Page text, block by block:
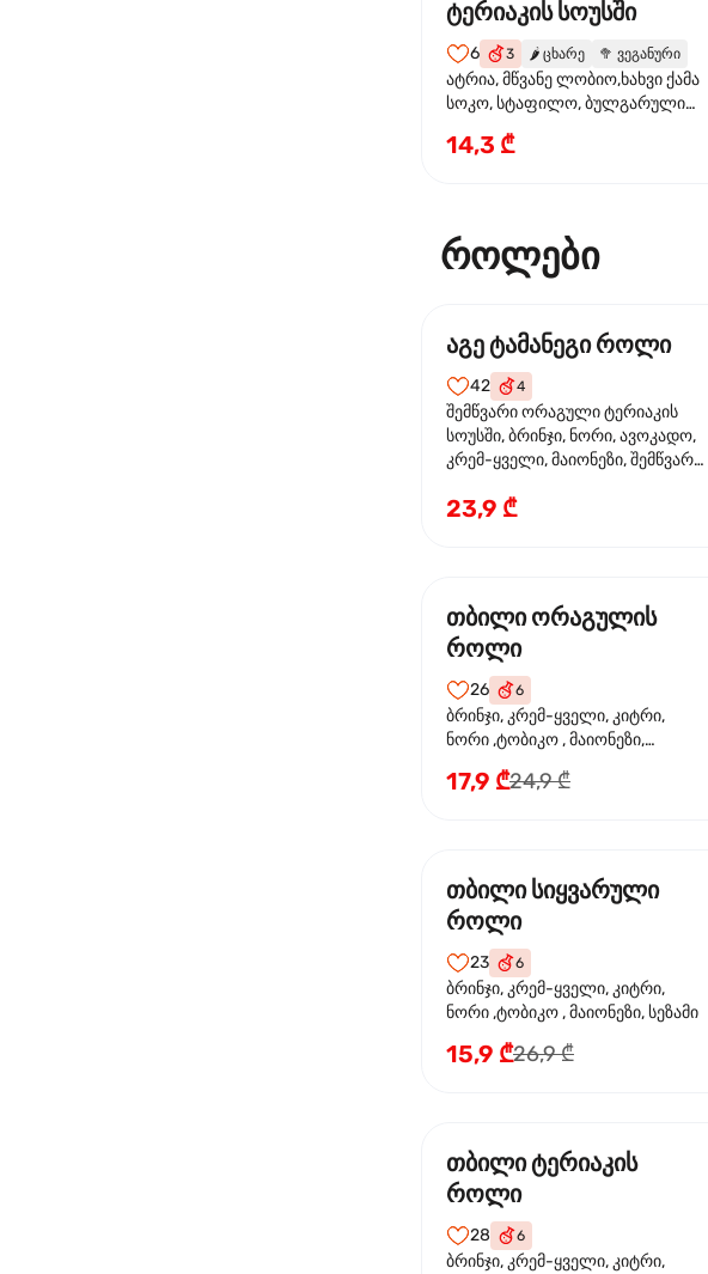
ტერიაკის სოუსში
6 3 🌶️ ცხარე 🥦 ვეგანური
ატრია, მწვანე ლობიო,ხახვი ქამა
სოკო, სტაფილო, ბულგარული
ტერიაკის სოუსი, ყაბაყი
14,3 ₾
როლები
აგე ტამანეგი როლი
42 4
შემწვარი ორაგული ტერიაკის
სოუსში, ბრინჯი, ნორი, ავოკადო,
კრემ-ყველი, მაიონეზი, შემწვარი
23,9 ₾
თბილი ორაგულის
როლი
26 6
ბრინჯი, კრემ-ყველი, კიტრი,
ნორი ,ტობიკო , მაიონეზი,
ფოთოლი
17,9 ₾24,9 ₾
თბილი სიყვარული
როლი
23 6
ბრინჯი, კრემ-ყველი, კიტრი,
ნორი ,ტობიკო , მაიონეზი, სეზამი
15,9 ₾26,9 ₾
თბილი ტერიაკის
როლი
28 6
ბრინჯი, კრემ-ყველი, კიტრი,